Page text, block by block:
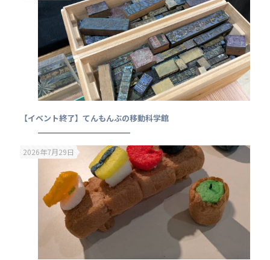
【イベント終了】てんもんぶの移動科学館
2026年7月29日